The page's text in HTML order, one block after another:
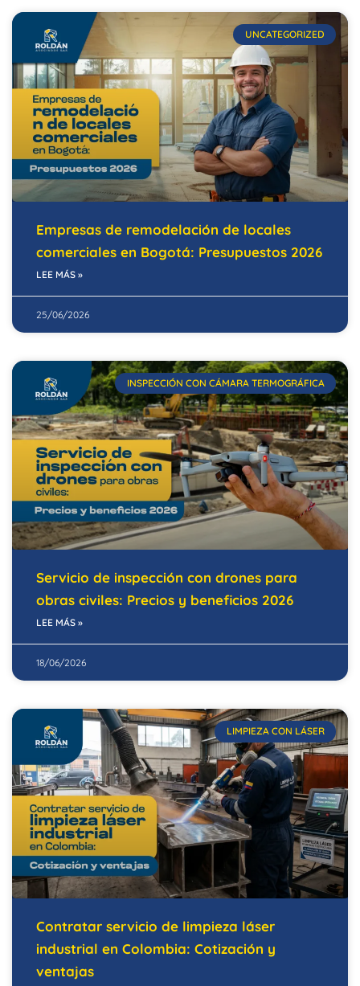
UNCATEGORIZED
Empresas de remodelación de locales
comerciales en Bogotá: Presupuestos 2026
LEE MÁS »
25/06/2026
INSPECCIÓN CON CÁMARA TERMOGRÁFICA
Servicio de inspección con drones para
obras civiles: Precios y beneficios 2026
LEE MÁS »
18/06/2026
LIMPIEZA CON LÁSER
Contratar servicio de limpieza láser
industrial en Colombia: Cotización y
ventajas